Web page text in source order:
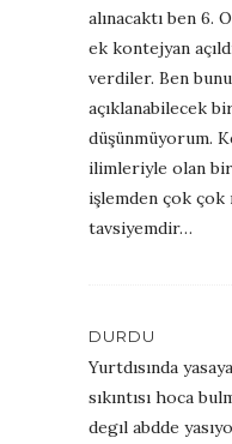
alınacaktı ben 6.
ek kontejyan
verdiler. Ben
açıklanabilecek
düşünmüyorum.
ilimleriyle olan bir
işlemden çok çok
tavsiyemdir…
DURDU
Yurtdısında
sıkıntısı hoca
degıl abdde